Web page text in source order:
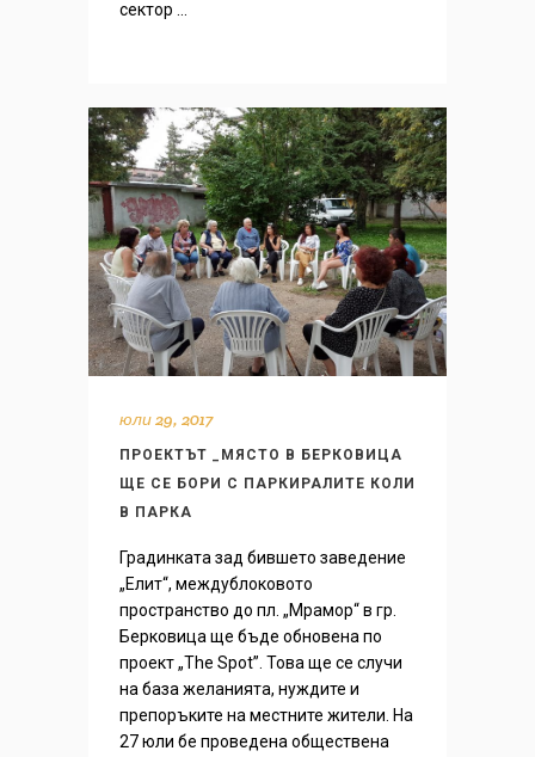
сектор ...
юли 29, 2017
ПРОЕКТЪТ _МЯСТО В БЕРКОВИЦА
ЩЕ СЕ БОРИ С ПАРКИРАЛИТЕ КОЛИ
В ПАРКА
Градинката зад бившето заведение
„Елит“, междублоковото
пространство до пл. „Мрамор“ в гр.
Берковица ще бъде обновена по
проект „The Spot”. Това ще се случи
на база желанията, нуждите и
препоръките на местните жители. На
27 юли бе проведена обществена